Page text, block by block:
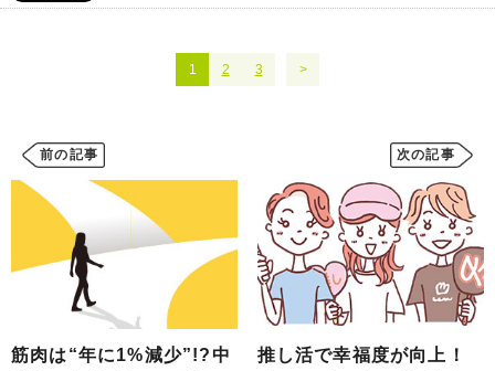
1 2 3
前の記事
筋肉は“年に1%減少”!?中
次の記事
推し活で幸福度が向上！